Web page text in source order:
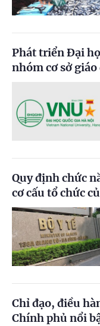
Phát triển Đại
nhóm cơ sở
Quy định chức
cơ cấu tổ chức
Chỉ đạo, điều
Chính phủ nổi